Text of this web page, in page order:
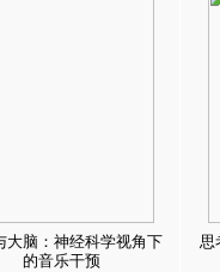
大脑：神经科学视角下
的音乐干预
思